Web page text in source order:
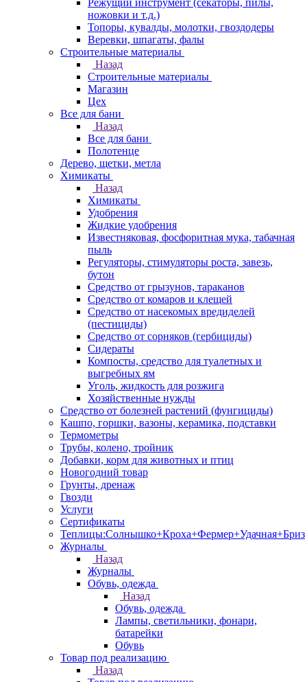
Режущий инструмент (секаторы, пилы,
ножовки и т.д.)
Топоры, кувалды, молотки, гвоздодеры
Веревки, шпагаты, фалы
Строительные материалы
Назад
Строительные материалы
Магазин
Цех
Все для бани
Назад
Все для бани
Полотенце
Дерево, щетки, метла
Химикаты
Назад
Химикаты
Удобрения
Жидкие удобрения
Известняковая, фосфоритная мука, табачная
пыль
Регуляторы, стимуляторы роста, завезь,
бутон
Средство от грызунов, тараканов
Средство от комаров и клещей
Средство от насекомых вредиделей
(пестициды)
Средство от сорняков (гербициды)
Сидераты
Компосты, средство для туалетных и
выгребных ям
Уголь, жидкость для розжига
Хозяйственные нужды
Средство от болезней растений (фунгициды)
Кашпо, горшки, вазоны, керамика, подставки
Термометры
Трубы, колено, тройник
Добавки, корм для животных и птиц
Новогодний товар
Грунты, дренаж
Гвозди
Услуги
Сертификаты
Теплицы:Солнышко+Кроха+Фермер+Удачная+Бриз
Журналы
Назад
Журналы
Обувь, одежда
Назад
Обувь, одежда
Лампы, светильники, фонари,
батарейки
Обувь
Товар под реализацию
Назад